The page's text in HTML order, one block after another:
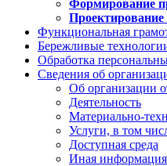
Формирование
Функциональная
Бережливые
Обработка
Сведения об
Об организации
Деятельность
Материально-
Услуги, в том
Доступная среда
Иная информация